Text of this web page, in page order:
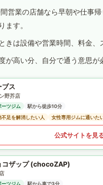
営業の店舗なら早朝や仕事
ます。
きは設備や営業時間、料金、
が高い分、自分で通う意思
ブス
野芥店
ーツジム
駅から徒歩10分
不足を解消したい人
女性専用ジムに通いた
公式サイトを見
コザップ (chocoZAP)
ーツジム
駅から車で3分